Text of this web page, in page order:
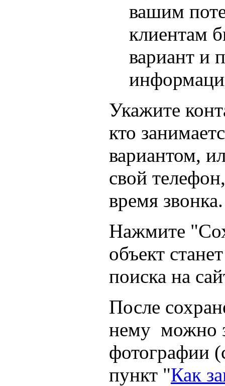
вашим
клиентам
вариант и
Укажите
кто
вариантом,
свой
время звонка.
Нажмите
объект
поиска на
После
нему можно
фотографии
пункт "Как